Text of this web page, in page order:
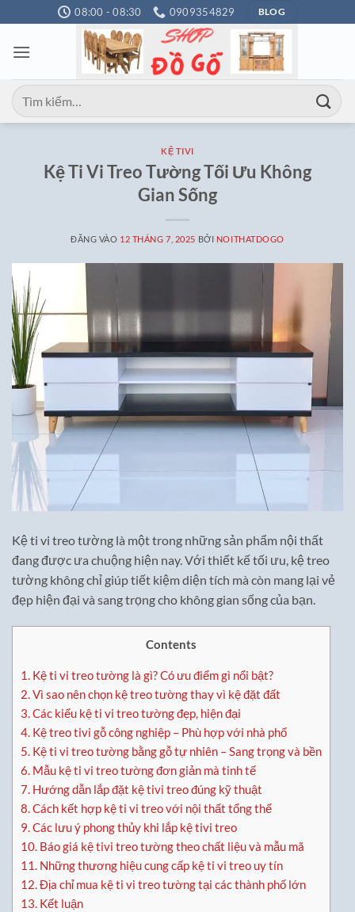
qua
nội
08:00 - 08:30 0909354829 BLOG
Tìm
kiếm:
KỆ TIVI
Kệ Ti Vi Treo Tường Tối Ưu Không
Gian Sống
ĐĂNG VÀO 12 THÁNG 7, 2025 BỞI NOITHATDOGO
Kệ ti vi treo tường là một trong những sản phẩm nội thất
đang được ưa chuộng hiện nay. Với thiết kế tối ưu, kệ treo
tường không chỉ giúp tiết kiệm diện tích mà còn mang lại vẻ
đẹp hiện đại và sang trọng cho không gian sống của bạn.
Contents
1. Kệ ti vi treo tường là gì? Có ưu điểm gì nổi bật?
2.Vì sao nên chọn kệ treo tường thay vì kệ đặt đất
3.Các kiểu kệ ti vi treo tường đẹp, hiện đại
4. Kệ treo tivi gỗ công nghiệp – Phù hợp với nhà phố
5. Kệ ti vi treo tường bằng gỗ tự nhiên – Sang trọng và bền
6. Mẫu kệ ti vi treo tường đơn giản mà tinh tế
7. Hướng dẫn lắp đặt kệ tivi treo đúng kỹ thuật
8.Cách kết hợp kệ ti vi treo với nội thất tổng thể
9.Các lưu ý phong thủy khi lắp kệ tivi treo
10. Báo giá kệ tivi treo tường theo chất liệu và mẫu mã
11. Những thương hiệu cung cấp kệ ti vi treo uy tín
12.Địa chỉ mua kệ ti vi treo tường tại các thành phố lớn
13. Kết luận